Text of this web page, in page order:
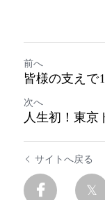
前へ
皆様の支えで
次へ
人生初！東京
サイトへ戻る